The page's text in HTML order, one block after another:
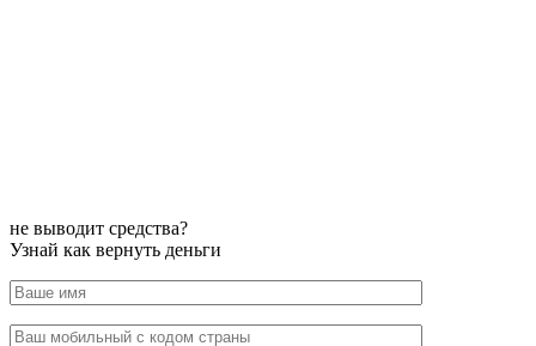
не выводит средства?
Узнай как вернуть деньги